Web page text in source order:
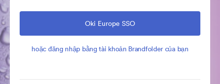
Oki Europe SSO
hoặc đăng nhập bằng tài khoản Brandfolder của bạn